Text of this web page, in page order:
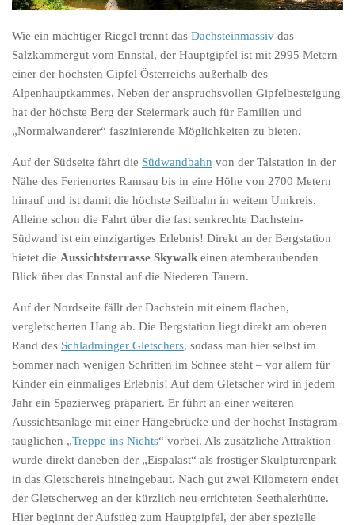
Wie ein mächtiger Riegel trennt das Dachsteinmassiv das
Salzkammergut vom Ennstal, der Hauptgipfel ist mit 2995 Metern
einer der höchsten Gipfel Österreichs außerhalb des
Alpenhauptkammes. Neben der anspruchsvollen Gipfelbesteigung
hat der höchste Berg der Steiermark auch für Familien und
„Normalwanderer“ faszinierende Möglichkeiten zu bieten.
Auf der Südseite fährt die Südwandbahn von der Talstation in der
Nähe des Ferienortes Ramsau bis in eine Höhe von 2700 Metern
hinauf und ist damit die höchste Seilbahn in weitem Umkreis.
Alleine schon die Fahrt über die fast senkrechte Dachstein-
Südwand ist ein einzigartiges Erlebnis! Direkt an der Bergstation
bietet die Aussichtsterrasse Skywalk einen atemberaubenden
Blick über das Ennstal auf die Niederen Tauern.
Auf der Nordseite fällt der Dachstein mit einem flachen,
vergletscherten Hang ab. Die Bergstation liegt direkt am oberen
Rand des Schladminger Gletschers, sodass man hier selbst im
Sommer nach wenigen Schritten im Schnee steht – vor allem für
Kinder ein einmaliges Erlebnis! Auf dem Gletscher wird in jedem
Jahr ein Spazierweg präpariert. Er führt an einer weiteren
Aussichtsanlage mit einer Hängebrücke und der höchst Instagram-
tauglichen „Treppe ins Nichts“ vorbei. Als zusätzliche Attraktion
wurde direkt daneben der „Eispalast“ als frostiger Skulpturenpark
in das Gletschereis hineingebaut. Nach gut zwei Kilometern endet
der Gletscherweg an der kürzlich neu errichteten Seethalerhütte.
Hier beginnt der Aufstieg zum Hauptgipfel, der aber spezielle